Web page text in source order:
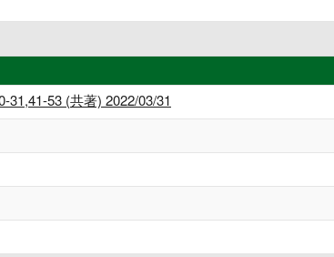
53 (共著) 2022/03/31